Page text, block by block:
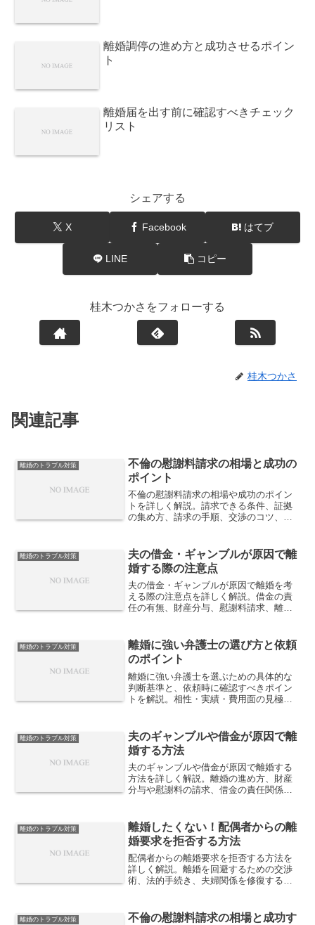
離婚調停の進め方と成功させるポイン
ト
離婚届を出す前に確認すべきチェック
リスト
シェアする
X Facebook はてブ
LINE コピー
桂木つかさをフォローする
桂木つかさ
関連記事
離婚のトラブル対策
不倫の慰謝料請求の相場と成功の
ポイント
不倫の慰謝料請求の相場や成功のポイン
トを詳しく解説。請求できる条件、証拠
の集め方、請求の手順、交渉のコツ、裁
離婚のトラブル対策
夫の借金・ギャンブルが原因で離
婚する際の注意点
夫の借金・ギャンブルが原因で離婚を考
える際の注意点を詳しく解説。借金の責
任の有無、財産分与、慰謝料請求、離婚
離婚のトラブル対策
離婚に強い弁護士の選び方と依頼
のポイント
離婚に強い弁護士を選ぶための具体的な
判断基準と、依頼時に確認すべきポイン
トを解説。相性・実績・費用面の見極め
離婚のトラブル対策
夫のギャンブルや借金が原因で離
婚する方法
夫のギャンブルや借金が原因で離婚する
方法を詳しく解説。離婚の進め方、財産
分与や慰謝料の請求、借金の責任関係、
離婚のトラブル対策
離婚したくない！配偶者からの離
婚要求を拒否する方法
配偶者からの離婚要求を拒否する方法を
詳しく解説。離婚を回避するための交渉
術、法的手続き、夫婦関係を修復する方
離婚のトラブル対策
不倫の慰謝料請求の相場と成功す